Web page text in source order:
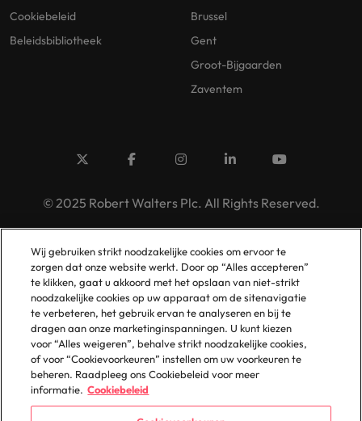
Cookiebeleid
Beleidsbibliotheek
Brussel
Gent
Groot-Bijgaarden
Zaventem
© 2025 Robert Walters Plc. All Rights Reserved.
Wij gebruiken strikt noodzakelijke cookies om ervoor te
zorgen dat onze website werkt. Door op “Alles accepteren”
te klikken, gaat u akkoord met het opslaan van niet-strikt
noodzakelijke cookies op uw apparaat om de sitenavigatie
te verbeteren, het gebruik ervan te analyseren en bij te
dragen aan onze marketinginspanningen. U kunt kiezen
voor “Alles weigeren”, behalve strikt noodzakelijke cookies,
of voor “Cookievoorkeuren” instellen om uw voorkeuren te
beheren. Raadpleeg ons Cookiebeleid voor meer
informatie. Cookiebeleid